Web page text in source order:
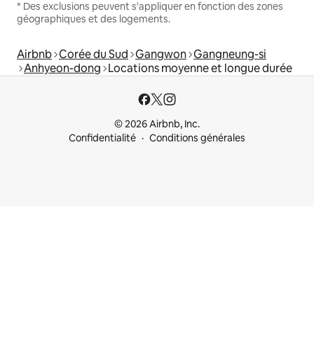
* Des exclusions peuvent s'appliquer en fonction des zones
géographiques et des logements.
Airbnb Corée du Sud Gangwon Gangneung-si
Anhyeon-dong Locations moyenne et longue durée
© 2026 Airbnb, Inc.
Confidentialité
Conditions générales